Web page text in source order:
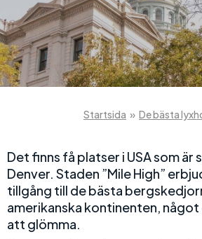
Startsida » De bästa
Det finns få platser i USA som är
Denver. Staden ”Mile High”
tillgång till de bästa
amerikanska kontinenten,
att glömma.